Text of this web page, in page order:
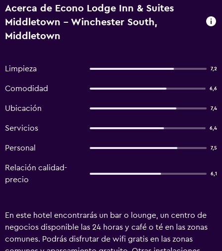
Acerca de Econo Lodge Inn & Suites
Middletown - Winchester South,
Middletown
Limpieza 7,2
Comodidad 6,6
Ubicación 7,4
Servicios 6,4
Personal 7,5
Relación calidad-
precio
6,1
En este hotel encontrarás un bar o lounge, un centro de
negocios disponible las 24 horas y café o té en las zonas
comunes. Podrás disfrutar de wifi gratis en las zonas